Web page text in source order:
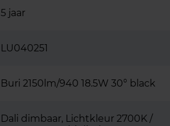
5 jaar
LU040251
Buri 2150lm/940 18.5W 30° black
Dali dimbaar, Lichtkleur 2700K /